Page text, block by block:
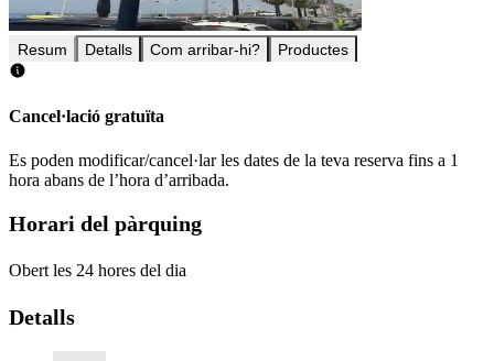
Resum Detalls Com arribar-hi? Productes
Cancel·lació gratuïta
Es poden modificar/cancel·lar les dates de la teva reserva fins a 1
hora abans de l’hora d’arribada.
Horari del pàrquing
Obert les 24 hores del dia
Detalls